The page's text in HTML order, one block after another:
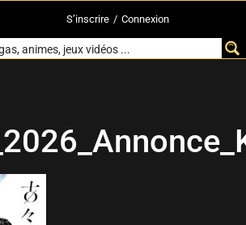
S’inscrire / Connexion